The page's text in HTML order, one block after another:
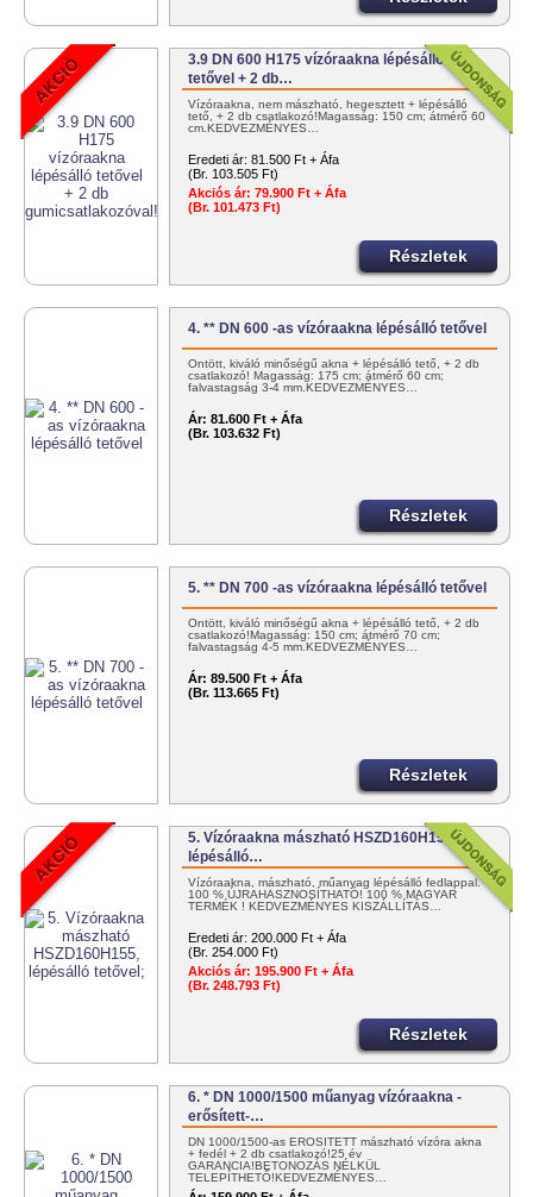
3.9 DN 600 H175 vízóraakna lépésálló
tetővel + 2 db…
Vízóraakna, nem mászható, hegesztett + lépésálló
tető, + 2 db csatlakozó!Magasság: 150 cm; átmérő 60
cm.KEDVEZMÉNYES…
Eredeti ár: 81.500 Ft + Áfa
(Br. 103.505 Ft)
Akciós ár: 79.900 Ft + Áfa
(Br. 101.473 Ft)
Részletek
4. ** DN 600 -as vízóraakna lépésálló tetővel
Öntött, kiváló minőségű akna + lépésálló tető, + 2 db
csatlakozó! Magasság: 175 cm; átmérő 60 cm;
falvastagság 3-4 mm.KEDVEZMÉNYES…
Ár: 81.600 Ft + Áfa
(Br. 103.632 Ft)
Részletek
5. ** DN 700 -as vízóraakna lépésálló tetővel
Öntött, kiváló minőségű akna + lépésálló tető, + 2 db
csatlakozó!Magasság: 150 cm; átmérő 70 cm;
falvastagság 4-5 mm.KEDVEZMÉNYES…
Ár: 89.500 Ft + Áfa
(Br. 113.665 Ft)
Részletek
5. Vízóraakna mászható HSZD160H155,
lépésálló…
Vízóraakna, mászható, műanyag lépésálló fedlappal.
100 % ÚJRAHASZNOSÍTHATÓ! 100 % MAGYAR
TERMÉK ! KEDVEZMÉNYES KISZÁLLÍTÁS…
Eredeti ár: 200.000 Ft + Áfa
(Br. 254.000 Ft)
Akciós ár: 195.900 Ft + Áfa
(Br. 248.793 Ft)
Részletek
6. * DN 1000/1500 műanyag vízóraakna -
erősített-…
DN 1000/1500-as ERŐSÍTETT mászható vízóra akna
+ fedél + 2 db csatlakozó!25 év
GARANCIA!BETONOZÁS NÉLKÜL
TELEPÍTHETŐ!KEDVEZMÉNYES…